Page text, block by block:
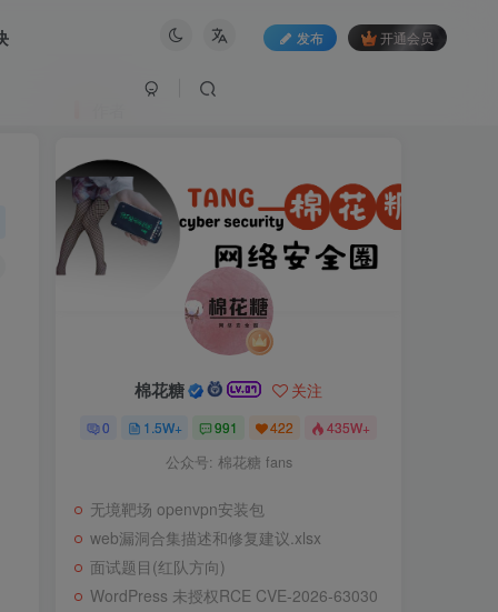
发布 开通会员
棉花糖 关注
0 1.5W+ 991 422 435W+
公众号: 棉花糖 fans
无境靶场 openvpn安装包
web漏洞合集描述和修复建议.xlsx
面试题目(红队方向)
WordPress 未授权RCE CVE-2026-63030